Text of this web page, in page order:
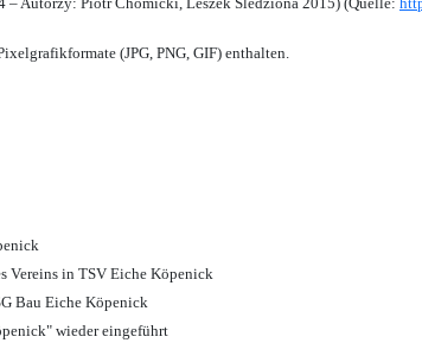
(JPG, PNG, GIF) enthalten.
Vereins in TSV Eiche Köpenick
Bau Eiche Köpenick
wieder eingeführt